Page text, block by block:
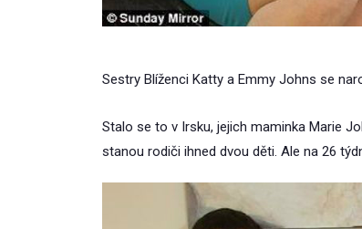
Sestry Blíženci Katty a Emmy Johns se
Stalo se to v Irsku, jejich maminka Marie
stanou rodiči ihned dvou děti. Ale na 26